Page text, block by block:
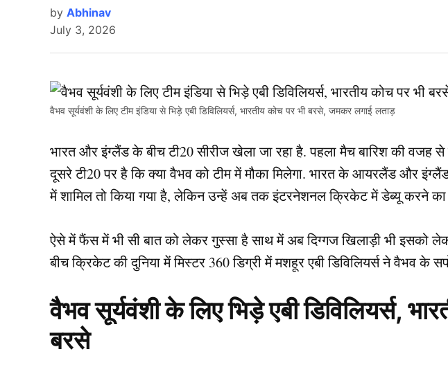
by Abhinav
July 3, 2026
वैभव सूर्यवंशी के लिए टीम इंडिया से भिड़े एबी डिविलियर्स, भारतीय कोच पर भी बरसे, जमकर लगाई लताड़
भारत और इंग्लैंड के बीच टी20 सीरीज खेला जा रहा है. पहला मैच बारिश की वजह
दूसरे टी20 पर है कि क्या वैभव को टीम में मौका मिलेगा. भारत के आयरलैंड और इंग्लैंड
में शामिल तो किया गया है, लेकिन उन्हें अब तक इंटरनेशनल क्रिकेट में डेब्यू करने का
ऐसे में फैंस में भी सी बात को लेकर गुस्सा है साथ में अब दिग्गज खिलाड़ी भी इसको
बीच क्रिकेट की दुनिया में मिस्टर 360 डिग्री में मशहूर एबी डिविलियर्स ने वैभव के
वैभव सूर्यवंशी के लिए भिड़े एबी डिविलियर्स,
बरसे